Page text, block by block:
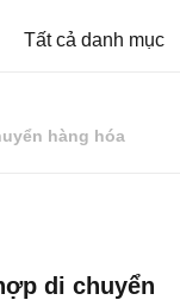
Tất cả danh mục
hàng hóa
di chuyển